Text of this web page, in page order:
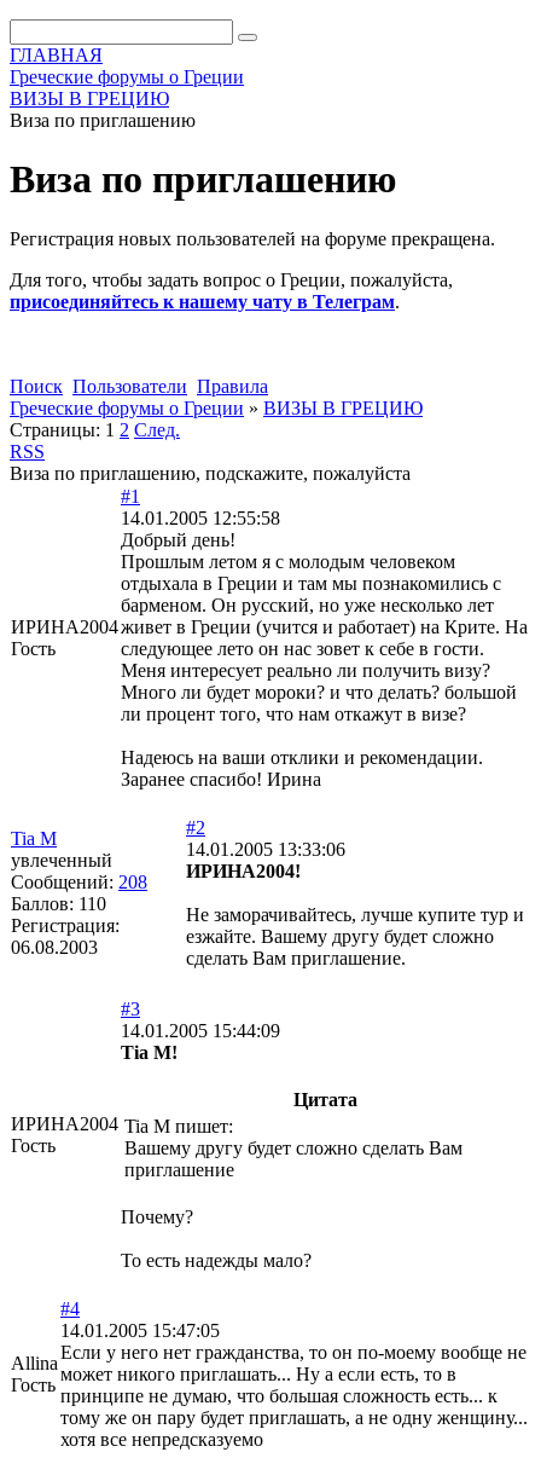
ГЛАВНАЯ
Греческие форумы о Греции
ВИЗЫ В ГРЕЦИЮ
Виза по приглашению
Виза по приглашению
Регистрация новых пользователей на форуме прекращена.
Для того, чтобы задать вопрос о Греции, пожалуйста,
присоединяйтесь к нашему чату в Телеграм.
Поиск Пользователи Правила
Греческие форумы о Греции » ВИЗЫ В ГРЕЦИЮ
Страницы: 1 2 След.
RSS
Виза по приглашению, подскажите, пожалуйста
ИРИНА2004
Гость
#1
14.01.2005 12:55:58
Добрый день!
Прошлым летом я с молодым человеком
отдыхала в Греции и там мы познакомились с
барменом. Он русский, но уже несколько лет
живет в Греции (учится и работает) на Крите. На
следующее лето он нас зовет к себе в гости.
Меня интересует реально ли получить визу?
Много ли будет мороки? и что делать? большой
ли процент того, что нам откажут в визе?
Надеюсь на ваши отклики и рекомендации.
Заранее спасибо! Ирина
Tia М
увлеченный
Сообщений: 208
Баллов: 110
Регистрация:
06.08.2003
#2
14.01.2005 13:33:06
ИРИНА2004!
Не заморачивайтесь, лучше купите тур и
езжайте. Вашему другу будет сложно
сделать Вам приглашение.
ИРИНА2004
Гость
#3
14.01.2005 15:44:09
Tia М!
Цитата
Tia М пишет:
Вашему другу будет сложно сделать Вам
приглашение
Почему?
То есть надежды мало?
Allina
Гость
#4
14.01.2005 15:47:05
Если у него нет гражданства, то он по-моему вообще не
может никого приглашать... Ну а если есть, то в
принципе не думаю, что большая сложность есть... к
тому же он пару будет приглашать, а не одну женщину...
хотя все непредсказуемо